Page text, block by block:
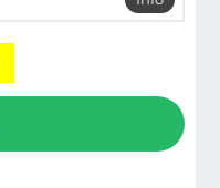
mer info